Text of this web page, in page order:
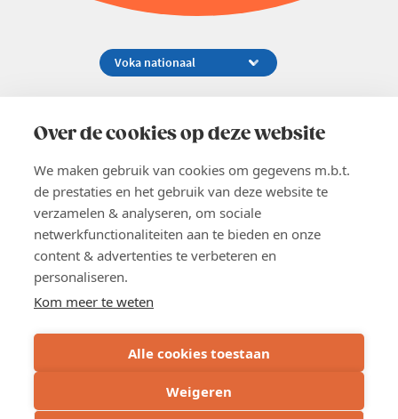
Over de cookies op deze website
We maken gebruik van cookies om gegevens m.b.t.
de prestaties en het gebruik van deze website te
verzamelen & analyseren, om sociale
netwerkfunctionaliteiten aan te bieden en onze
content & advertenties te verbeteren en
personaliseren.
Kom meer te weten
Alle cookies toestaan
Weigeren
02 229 81 11
EN
Word lid
Voka 2026
Privacyverklaring
Cookie verklaring